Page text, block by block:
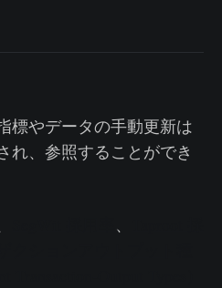
標やデータの手動更新は
れ、参照することができ
、